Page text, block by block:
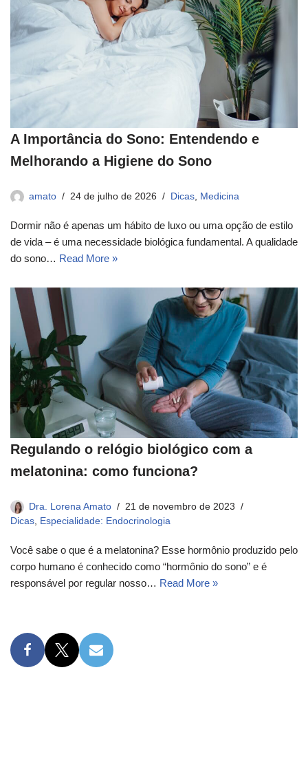
A Importância do Sono: Entendendo e
Melhorando a Higiene do Sono
amato 24 de julho de 2026 Dicas, Medicina
Dormir não é apenas um hábito de luxo ou uma opção de estilo
de vida – é uma necessidade biológica fundamental. A qualidade
do sono… Read More »
Regulando o relógio biológico com a
melatonina: como funciona?
Dra. Lorena Amato
21 de novembro de 2023
Dicas
Especialidade: Endocrinologia
Você sabe o que é a melatonina? Esse hormônio produzido pelo
corpo humano é conhecido como “hormônio do sono” e é
responsável por regular nosso… Read More »